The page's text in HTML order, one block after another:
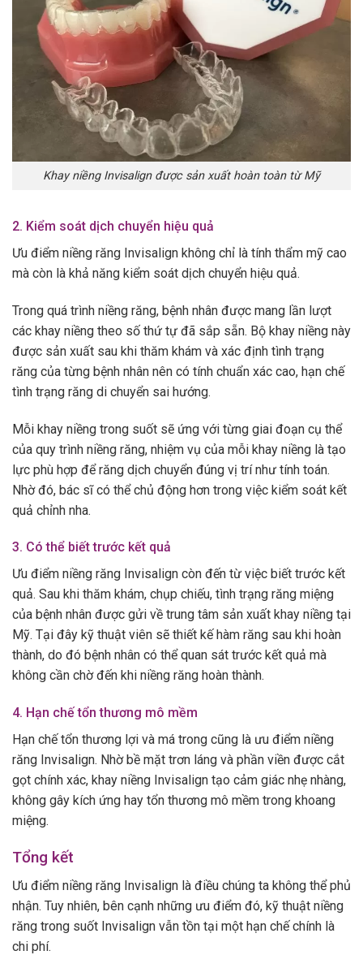
Khay niềng Invisalign được sản xuất hoàn toàn từ Mỹ
2. Kiểm soát dịch chuyển hiệu quả
Ưu điểm niềng răng Invisalign không chỉ là tính thẩm mỹ cao
mà còn là khả năng kiểm soát dịch chuyển hiệu quả.
Trong quá trình niềng răng, bệnh nhân được mang lần lượt
các khay niềng theo số thứ tự đã sắp sẵn. Bộ khay niềng này
được sản xuất sau khi thăm khám và xác định tình trạng
răng của từng bệnh nhân nên có tính chuẩn xác cao, hạn chế
tình trạng răng di chuyển sai hướng.
Mỗi khay niềng trong suốt sẽ ứng với từng giai đoạn cụ thể
của quy trình niềng răng, nhiệm vụ của mỗi khay niềng là tạo
lực phù hợp để răng dịch chuyển đúng vị trí như tính toán.
Nhờ đó, bác sĩ có thể chủ động hơn trong việc kiểm soát kết
quả chỉnh nha.
3. Có thể biết trước kết quả
Ưu điểm niềng răng Invisalign còn đến từ việc biết trước kết
quả. Sau khi thăm khám, chụp chiếu, tình trạng răng miệng
của bệnh nhân được gửi về trung tâm sản xuất khay niềng tại
Mỹ. Tại đây kỹ thuật viên sẽ thiết kế hàm răng sau khi hoàn
thành, do đó bệnh nhân có thể quan sát trước kết quả mà
không cần chờ đến khi niềng răng hoàn thành.
4. Hạn chế tổn thương mô mềm
Hạn chế tổn thương lợi và má trong cũng là ưu điểm niềng
răng Invisalign. Nhờ bề mặt trơn láng và phần viền được cắt
gọt chính xác, khay niềng Invisalign tạo cảm giác nhẹ nhàng,
không gây kích ứng hay tổn thương mô mềm trong khoang
miệng.
Tổng kết
Ưu điểm niềng răng Invisalign là điều chúng ta không thể phủ
nhận. Tuy nhiên, bên cạnh những ưu điểm đó, kỹ thuật niềng
răng trong suốt Invisalign vẫn tồn tại một hạn chế chính là
chi phí.